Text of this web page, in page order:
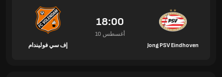
Jong PSV Eindhoven
18:00
10 أغسطس
إف سي فوليندام